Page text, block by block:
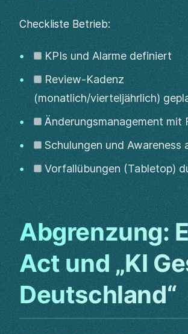
Checkliste Betrieb:
KPIs und Alarme definiert
Review-Kadenz
(monatlich/vierteljährlich)
Änderungsmanagement mit
Schulungen und Awareness
Vorfallübungen (Tabletop)
Abgrenzung:
Act und „KI
Deutschland“